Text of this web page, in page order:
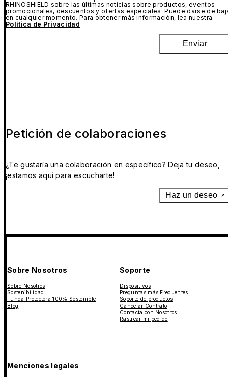
RHINOSHIELD sobre las últimas noticias sobre productos, eventos
promocionales, descuentos y ofertas especiales. Puede darse de
en cualquier momento. Para obtener más información, lea nuestra
Política de Privacidad
Enviar
Petición de colaboraciones
¿Te gustaría una colaboración en específico? Deja tu deseo,
¡estamos aquí para escucharte!
Haz un deseo
Sobre Nosotros
Sobre Nosotros
Sostenibilidad
Funda Protectora 100% Sostenible
Blog
Soporte
Dispositivos
Preguntas más Frecuentes
Soporte de productos
Cancelar Contrato
Contacta con Nosotros
Rastrear mi pedido
Menciones legales